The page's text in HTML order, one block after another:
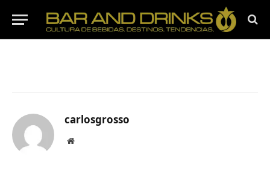
Bycarlosgrosso 25 septiembre, 2024 1 Min Read
carlosgrosso
Website